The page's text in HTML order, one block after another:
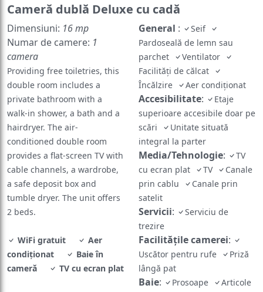
Cameră dublă Deluxe cu cadă
Dimensiuni: 16 mp
Numar de camere: 1
camera
Providing free toiletries, this
double room includes a
private bathroom with a
walk-in shower, a bath and a
hairdryer. The air-
conditioned double room
provides a flat-screen TV with
cable channels, a wardrobe,
a safe deposit box and
tumble dryer. The unit offers
2 beds.
WiFi gratuit
Aer
condiționat
Baie în
cameră
TV cu ecran plat
General :
Seif
Pardoseală de lemn sau
parchet
Ventilator
Facilități de călcat
Încălzire
Aer condiționat
Accesibilitate:
Etaje
superioare accesibile doar pe
scări
Unitate situată
integral la parter
Media/Tehnologie:
TV
cu ecran plat
TV
Canale
prin cablu
Canale prin
satelit
Servicii:
Serviciu de
trezire
Facilităţile camerei:
Uscător pentru rufe
Priză
lângă pat
Baie: Prosoape
Articole